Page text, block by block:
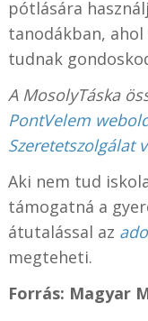
pótlására
tanodákban, ahol
tudnak
A MosolyTáska
PontVelem
Szeretetszolgálat
Aki nem tud
támogatná a
átutalással az
megteheti.
Forrás: Magyar